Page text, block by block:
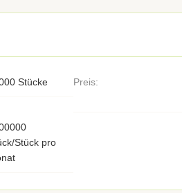
Stücke Preis:
Stück pro